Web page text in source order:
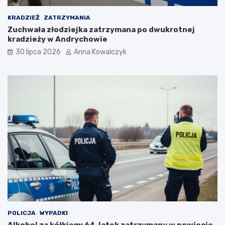
n
d
e
m
i
KRADZIEŻ ZATRZYMANIA
Zuchwała złodziejka zatrzymana po dwukrotnej
kradzieży w Andrychowie
30 lipca 2026 Anna Kowalczyk
POLICJA WYPADKI